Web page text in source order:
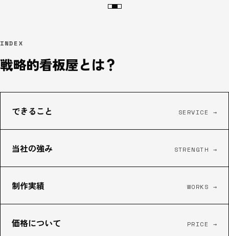
INDEX
戦略的看板屋とは？
できること SERVICE →
当社の強み STRENGTH →
制作実績 WORKS →
価格について PRICE →